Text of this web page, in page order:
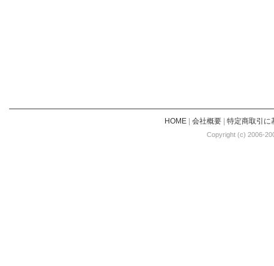
HOME| 会社概要| 特定商取引に
Copyright (c) 2006-